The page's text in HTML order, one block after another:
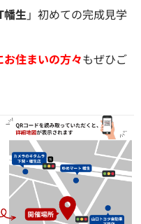
幡生 」初めての完成見学
お住まいの方々もぜひご